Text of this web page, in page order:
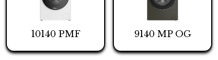
10140 PMF 9140 MP OG